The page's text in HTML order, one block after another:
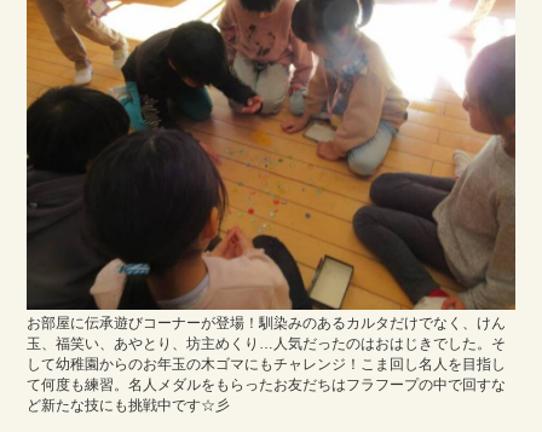
お部屋に伝承遊びコーナーが登場！馴染みのあるカルタだけでなく、けん
玉、福笑い、あやとり、坊主めくり…人気だったのはおはじきでした。そ
して幼稚園からのお年玉の木ゴマにもチャレンジ！こま回し名人を目指し
て何度も練習。名人メダルをもらったお友だちはフラフープの中で回すな
ど新たな技にも挑戦中です☆彡